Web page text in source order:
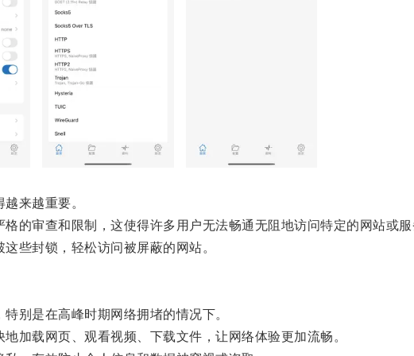
来越重要。
审查和限制，这使得许多用户无法畅通无阻地访问特定的网站或
些封锁，轻松访问被屏蔽的网站。
是在高峰时期网络拥堵的情况下。
载网页、观看视频、下载文件，让网络体验更加流畅。